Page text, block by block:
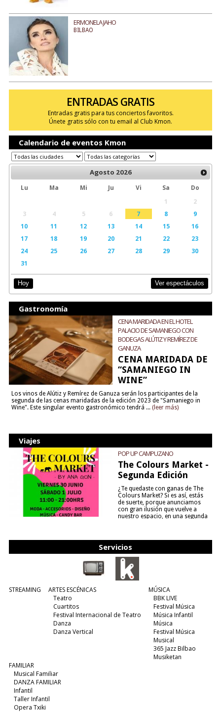
ERMONELA JAHO
BILBAO
ENTRADAS GRATIS
Entradas gratis para tus conciertos favoritos.
Únete gratis sólo con tu email al Club Kmon.
Calendario de eventos Kmon
Agosto 2026
Lu Ma Mi Ju Vi Sa
Do
1
2
3
4 5 6 7 8
9
10
11 12 13 14 15
16
17
18 19 20 21 22
23
24
25 26 27 28 29
30
31
Hoy Ver espectáculos
Gastronomía
CENA MARIDADA EN EL HOTEL
PALACIO DE SAMANIEGO CON
BODEGAS ALÚTIZ Y REMÍREZ DE
GANUZA
CENA MARIDADA DE
“SAMANIEGO IN
WINE”
Los vinos de Alútiz y Remírez de Ganuza serán los participantes de la
segunda de las cenas maridadas de la edición 2023 de "Samaniego in
Wine". Este singular evento gastronómico tendrá ... (leer más)
Viajes
POP UP CAMPUZANO
The Colours Market -
Segunda Edición
¿Te quedaste con ganas de The
Colours Market? Si es así, estás
de suerte, porque anunciamos
con gran ilusión que vuelve a
nuestro espacio, en una segunda
Servicios
STREAMING
ARTES ESCÉNICAS
Teatro
Cuartitos
Festival Internacional de Teatro
Danza
Danza Vertical
MÚSICA
BBK LIVE
Festival Música
Música Infantil
Música
Festival Música
Musical
365 Jazz Bilbao
Musiketan
FAMILIAR
Musical Familiar
DANZA FAMILIAR
Infantil
Taller Infantil
Opera Txiki